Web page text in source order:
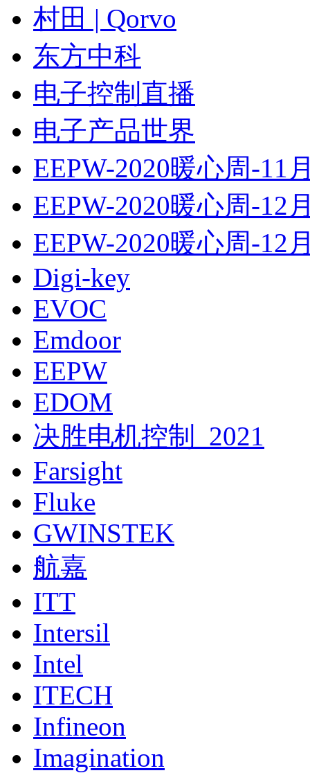
村田 | Qorvo
东方中科
电子控制直播
电子产品世界
EEPW-2020暖心周-11
EEPW-2020暖心周-12
EEPW-2020暖心周-12
Digi-key
EVOC
Emdoor
EEPW
EDOM
决胜电机控制_2021
Farsight
Fluke
GWINSTEK
航嘉
ITT
Intersil
Intel
ITECH
Infineon
Imagination